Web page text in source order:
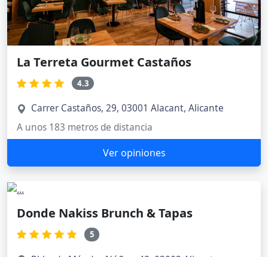
La Terreta Gourmet Castaños
4.3
Carrer Castaños, 29, 03001 Alacant, Alicante
A unos 183 metros de distancia
Ver opiniones
Donde Nakiss Brunch & Tapas
5